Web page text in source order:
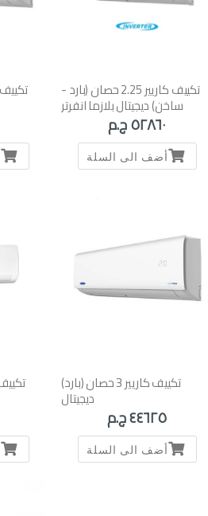
تكييف كاريير 2.25 حصان (بارد -
ساخن) ديجيتال بلازما انفرتر
٥٢٨٦٠ ج.م
أضف الى السلة
تكييف كاريير 3 حصان (بارد)
ديجيتال
٤٤٦٢٥ ج.م
أضف الى السلة